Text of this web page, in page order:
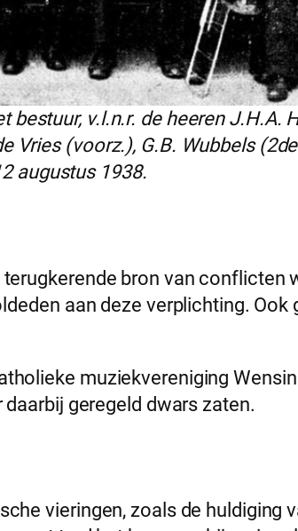
v.l.n.r. de heeren J.H.A.
Vries (voorz.), G.B. Wubbels
augustus 1938.
bron van conflicten
aan deze verplichting.
muziekvereniging
geregeld dwars zaten.
vieringen, zoals de huldiging